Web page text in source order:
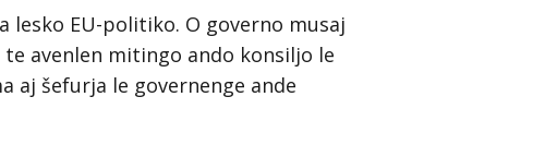
lesko EU-politiko. O governo musaj
avenlen mitingo ando konsiljo le
aj šefurja le governenge ande